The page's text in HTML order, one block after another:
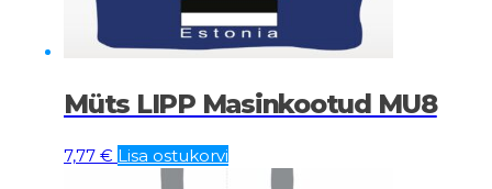
Müts LIPP Masinkootud MU8
7,77 € Lisa ostukorvi